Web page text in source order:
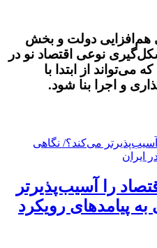
هم‌افزایی دولت و بخش
نوعی اقتصاد نو در
می‌تواند از ابتدا با
و اجرا بنا شود.
را آسیب‌پذیرتر
پیامدهای رویکرد